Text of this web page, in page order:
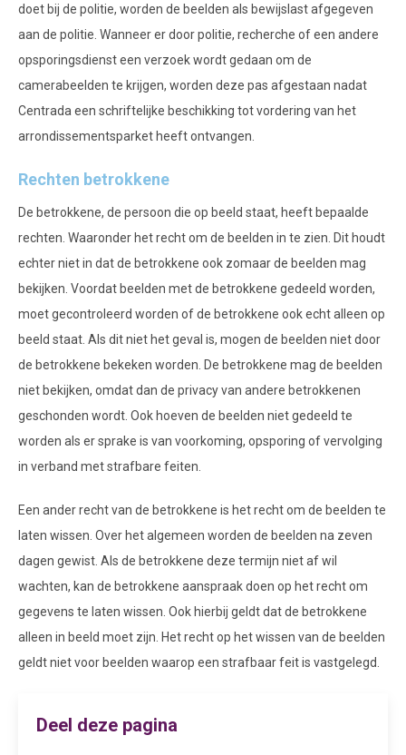
doet bij de politie, worden de beelden als bewijslast afgegeven
aan de politie. Wanneer er door politie, recherche of een andere
opsporingsdienst een verzoek wordt gedaan om de
camerabeelden te krijgen, worden deze pas afgestaan nadat
Centrada een schriftelijke beschikking tot vordering van het
arrondissementsparket heeft ontvangen.
Rechten betrokkene
De betrokkene, de persoon die op beeld staat, heeft bepaalde
rechten. Waaronder het recht om de beelden in te zien. Dit houdt
echter niet in dat de betrokkene ook zomaar de beelden mag
bekijken. Voordat beelden met de betrokkene gedeeld worden,
moet gecontroleerd worden of de betrokkene ook echt alleen op
beeld staat. Als dit niet het geval is, mogen de beelden niet door
de betrokkene bekeken worden. De betrokkene mag de beelden
niet bekijken, omdat dan de privacy van andere betrokkenen
geschonden wordt. Ook hoeven de beelden niet gedeeld te
worden als er sprake is van voorkoming, opsporing of vervolging
in verband met strafbare feiten.
Een ander recht van de betrokkene is het recht om de beelden te
laten wissen. Over het algemeen worden de beelden na zeven
dagen gewist. Als de betrokkene deze termijn niet af wil
wachten, kan de betrokkene aanspraak doen op het recht om
gegevens te laten wissen. Ook hierbij geldt dat de betrokkene
alleen in beeld moet zijn. Het recht op het wissen van de beelden
geldt niet voor beelden waarop een strafbaar feit is vastgelegd.
Deel deze pagina